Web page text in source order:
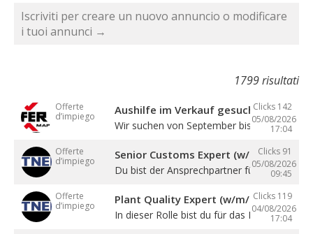
Iscriviti per creare un nuovo annuncio o modificare
i tuoi annunci →
1799 risultati
Offerte
d’impiego
Clicks 142
05/08/2026
17:04
Aushilfe im Verkauf gesucht
Wir suchen von September bis Dezember
Offerte
d’impiego
Clicks 91
05/08/2026
09:45
Senior Customs Expert (w/m/d)
Du bist der Ansprechpartner für alle
Offerte
d’impiego
Clicks 119
04/08/2026
17:04
Plant Quality Expert (w/m/d)
In dieser Rolle bist du für das Management